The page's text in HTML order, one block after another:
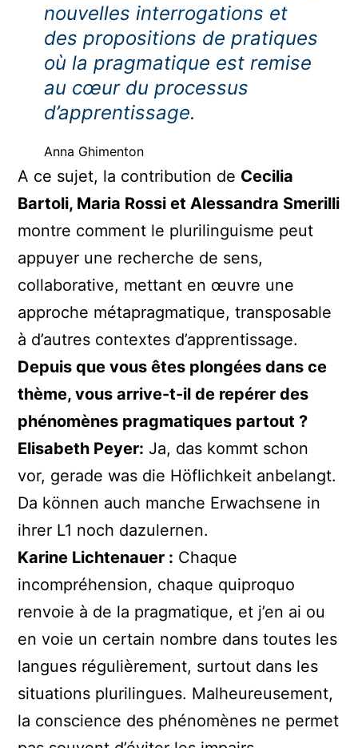
nouvelles interrogations et
des propositions de pratiques
où la pragmatique est remise
au cœur du processus
d’apprentissage.
Anna Ghimenton
A ce sujet, la contribution de Cecilia
Bartoli, Maria Rossi et Alessandra Smerilli
montre comment le plurilinguisme peut
appuyer une recherche de sens,
collaborative, mettant en œuvre une
approche métapragmatique, transposable
à d’autres contextes d’apprentissage.
Depuis que vous êtes plongées dans ce
thème, vous arrive-t-il de repérer des
phénomènes pragmatiques partout ?
Elisabeth Peyer: Ja, das kommt schon
vor, gerade was die Höflichkeit anbelangt.
Da können auch manche Erwachsene in
ihrer L1 noch dazulernen.
Karine Lichtenauer : Chaque
incompréhension, chaque quiproquo
renvoie à de la pragmatique, et j’en ai ou
en voie un certain nombre dans toutes les
langues régulièrement, surtout dans les
situations plurilingues. Malheureusement,
la conscience des phénomènes ne permet